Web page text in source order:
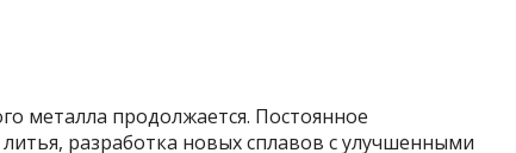
металла продолжается. Постоянное
разработка новых сплавов с улучшенными